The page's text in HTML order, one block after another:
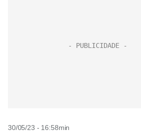
30/05/23 - 16:58min